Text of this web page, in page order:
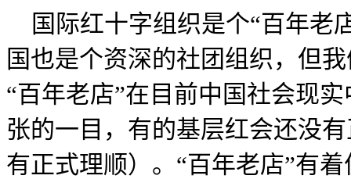
国际红十字组织是个“百年老
国也是个资深的社团组织，但
“百年老店”在目前中国社会现
张的一目，有的基层红会还没
有正式理顺）。“百年老店”有